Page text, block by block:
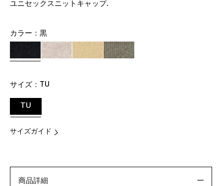
ユニセックスニットキャップ.
カラー： 黒
サイズ： TU
TU
サイズガイド
商品詳細